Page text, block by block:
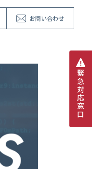
お問い合わせ
緊
急
対
応
窓
口